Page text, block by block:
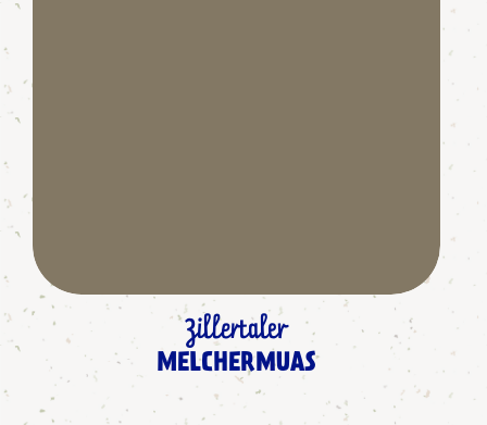
Zillertaler
MELCHERMUAS